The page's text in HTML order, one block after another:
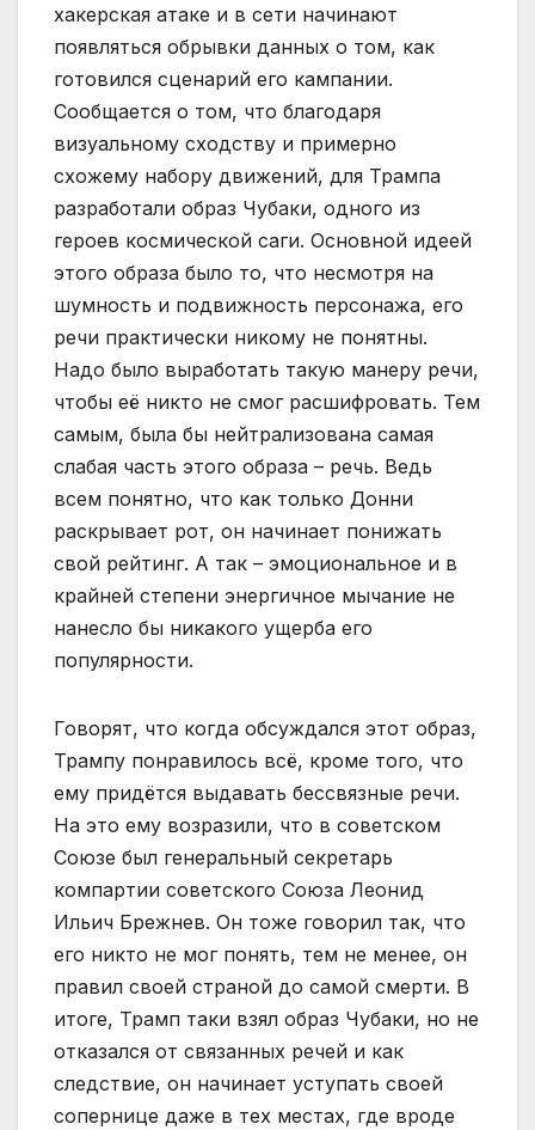
хакерская атаке и в сети начинают
появляться обрывки данных о том, как
готовился сценарий его кампании.
Сообщается о том, что благодаря
визуальному сходству и примерно
схожему набору движений, для Трампа
разработали образ Чубаки, одного из
героев космической саги. Основной идеей
этого образа было то, что несмотря на
шумность и подвижность персонажа, его
речи практически никому не понятны.
Надо было выработать такую манеру речи,
чтобы её никто не смог расшифровать. Тем
самым, была бы нейтрализована самая
слабая часть этого образа – речь. Ведь
всем понятно, что как только Донни
раскрывает рот, он начинает понижать
свой рейтинг. А так – эмоциональное и в
крайней степени энергичное мычание не
нанесло бы никакого ущерба его
популярности.
Говорят, что когда обсуждался этот образ,
Трампу понравилось всё, кроме того, что
ему придётся выдавать бессвязные речи.
На это ему возразили, что в советском
Союзе был генеральный секретарь
компартии советского Союза Леонид
Ильич Брежнев. Он тоже говорил так, что
его никто не мог понять, тем не менее, он
правил своей страной до самой смерти. В
итоге, Трамп таки взял образ Чубаки, но не
отказался от связанных речей и как
следствие, он начинает уступать своей
сопернице даже в тех местах, где вроде